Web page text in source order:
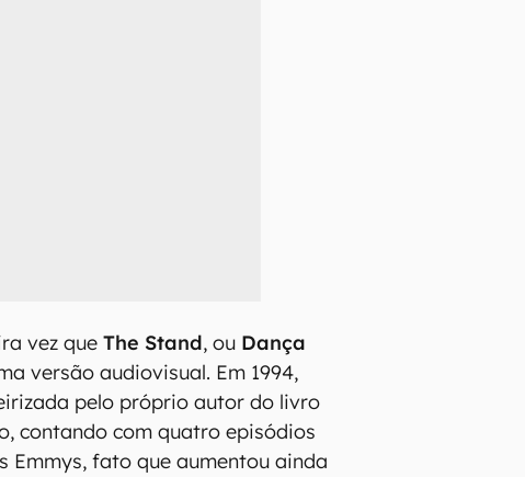
vez queThe Stand, ou Dança
versão audiovisual. Em 1994,
pelo próprio autor do livro
contando com quatro episódios
Emmys, fato que aumentou ainda